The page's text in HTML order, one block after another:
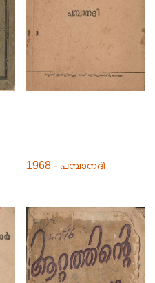
1968 - പമ്പാനദി